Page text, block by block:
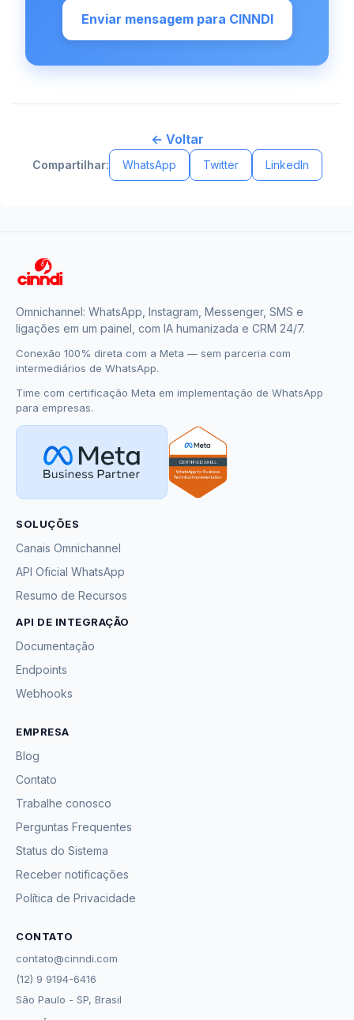
Enviar mensagem para CINNDI
← Voltar
Compartilhar: WhatsApp Twitter LinkedIn
Omnichannel: WhatsApp, Instagram, Messenger, SMS e
ligações em um painel, com IA humanizada e CRM 24/7.
Conexão 100% direta com a Meta — sem parceria com
intermediários de WhatsApp.
Time com certificação Meta em implementação de WhatsApp
para empresas.
SOLUÇÕES
Canais Omnichannel
API Oficial WhatsApp
Resumo de Recursos
API DE INTEGRAÇÃO
Documentação
Endpoints
Webhooks
EMPRESA
Blog
Contato
Trabalhe conosco
Perguntas Frequentes
Status do Sistema
Receber notificações
Política de Privacidade
CONTATO
contato@cinndi.com
(12) 9 9194-6416
São Paulo - SP, Brasil